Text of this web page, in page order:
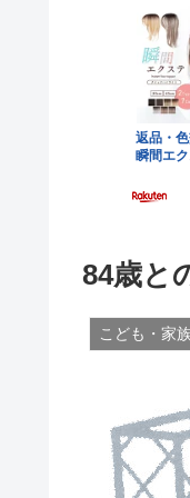
84歳と
こども・家